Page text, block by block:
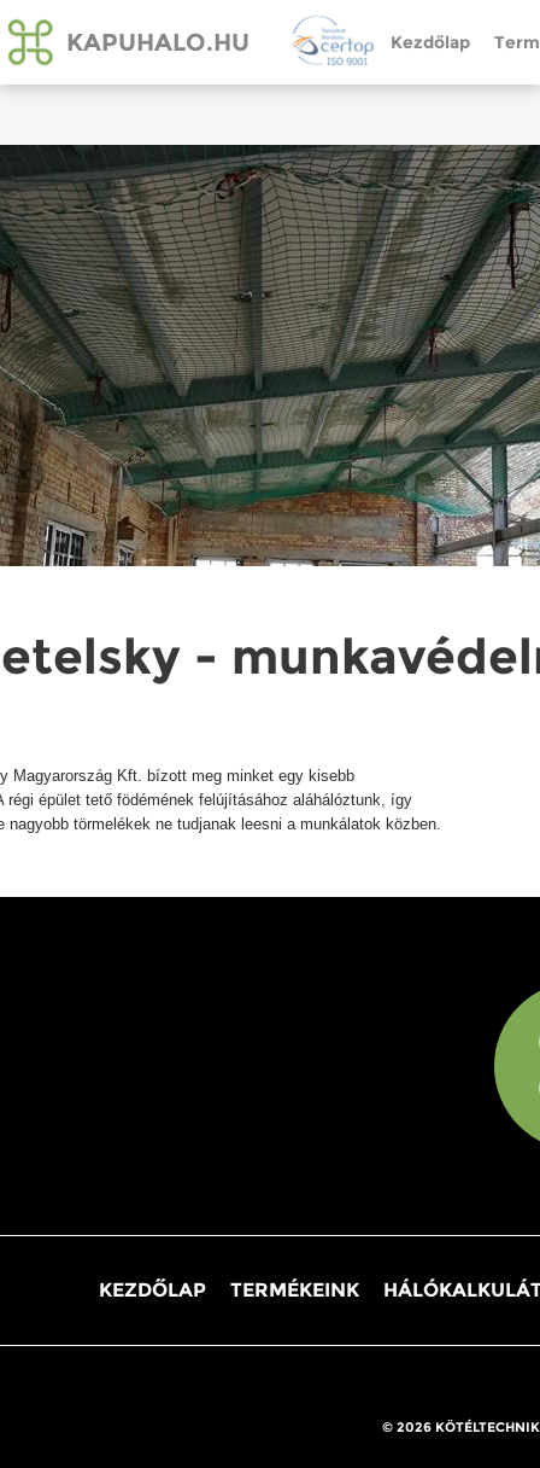
KAPUHALO.HU Kezdőlap
-
Magyarország Kft. bízott meg minket egy kisebb
régi épület tető födémének felújításához aláhálóztunk, így
törmelékek ne tudjanak leesni a munkálatok közben.
KEZDŐLAP TERMÉKEINK
© 2026